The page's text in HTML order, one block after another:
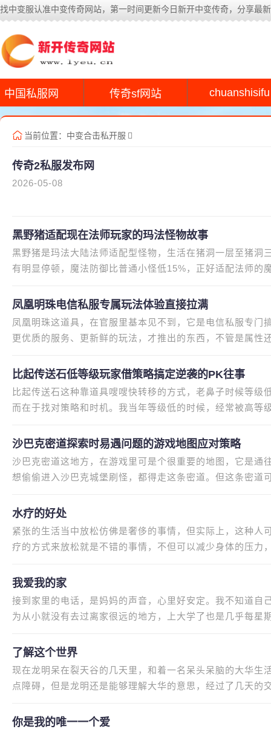
找中变服认准中变传奇网站，第一时间更新今日新开中变传奇，分享最
中国私服网 传奇sf网站 chuanshisifu
当前位置： 中变合击私开服
传奇2私服发布网
2026-05-08
黑野猪适配现在法师玩家的玛法怪物故事
黑野猪是玛法大陆法师适配型怪物，生活在猪洞一层至猪
有明显停顿，魔法防御比普通小怪低15%，正好适配法师
凤凰明珠电信私服专属玩法体验直接拉满
凤凰明珠这道具，在官服里基本见不到，它是电信私服专
更优质的服务、更新鲜的玩法，才推出的东西，不管是属
比起传送石低等级玩家借策略搞定逆袭的PK往事
比起传送石这种靠道具嗖嗖快转移的方式，老鼻子时候等
而在于找对策略和时机。我当年等级低的时候，经常被高
沙巴克密道探索时易遇问题的游戏地图应对策略
沙巴克密道这地方，在游戏里可是个很重要的地图，它是
想偷偷进入沙巴克城堡刷怪，都得走这条密道。但这条密
水疗的好处
紧张的生活当中放松仿佛是奢侈的事情，但实际上，这种
疗的方式来放松就是不错的事情，不但可以减少身体的压力
我爱我的家
接到家里的电话，是妈妈的声音，心里好安定。我不知道自
为从小就没有去过离家很远的地方，上大学了也是几乎每
了解这个世界
现在龙明呆在裂天谷的几天里，和着一名呆头呆脑的大华
点障碍，但是龙明还是能够理解大华的意思，经过了几天
你是我的唯一一个爱